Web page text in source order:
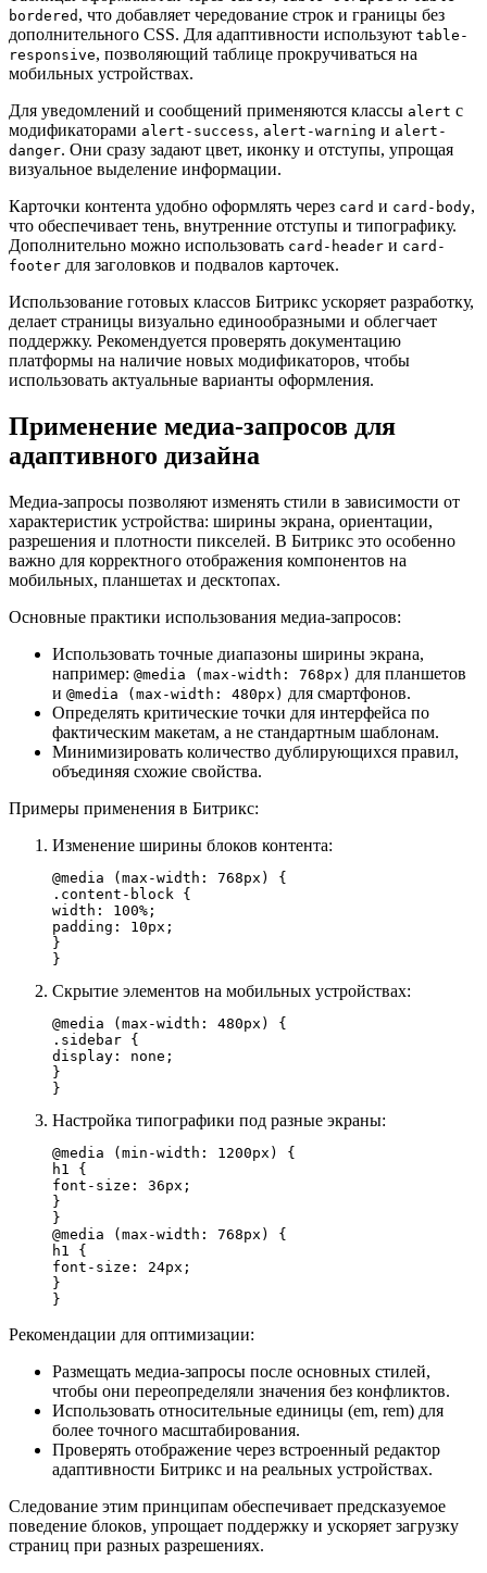
bordered , что добавляет чередование строк и границы без
дополнительного CSS. Для адаптивности используют table-
responsive, позволяющий таблице прокручиваться на
мобильных устройствах.
Для уведомлений и сообщений применяются классы alert с
модификаторами alert-success, alert-warning и alert-
danger. Они сразу задают цвет, иконку и отступы, упрощая
визуальное выделение информации.
Карточки контента удобно оформлять через card и card-body,
что обеспечивает тень, внутренние отступы и типографику.
Дополнительно можно использовать card-header и card-
footer для заголовков и подвалов карточек.
Использование готовых классов Битрикс ускоряет разработку,
делает страницы визуально единообразными и облегчает
поддержку. Рекомендуется проверять документацию
платформы на наличие новых модификаторов, чтобы
использовать актуальные варианты оформления.
Применение медиа-запросов для
адаптивного дизайна
Медиа-запросы позволяют изменять стили в зависимости от
характеристик устройства: ширины экрана, ориентации,
разрешения и плотности пикселей. В Битрикс это особенно
важно для корректного отображения компонентов на
мобильных, планшетах и десктопах.
Основные практики использования медиа-запросов:
Использовать точные диапазоны ширины экрана,
например: @media (max-width: 768px) для планшетов
и @media (max-width: 480px) для смартфонов.
Определять критические точки для интерфейса по
фактическим макетам, а не стандартным шаблонам.
Минимизировать количество дублирующихся правил,
объединяя схожие свойства.
Примеры применения в Битрикс:
Изменение ширины блоков контента:
@media (max-width: 768px) {
.content-block {
width: 100%;
padding: 10px;
}
}
Скрытие элементов на мобильных устройствах:
@media (max-width: 480px) {
.sidebar {
display: none;
}
}
Настройка типографики под разные экраны:
@media (min-width: 1200px) {
h1 {
font-size: 36px;
}
}
@media (max-width: 768px) {
h1 {
font-size: 24px;
}
}
Рекомендации для оптимизации:
Размещать медиа-запросы после основных стилей,
чтобы они переопределяли значения без конфликтов.
Использовать относительные единицы (em, rem) для
более точного масштабирования.
Проверять отображение через встроенный редактор
адаптивности Битрикс и на реальных устройствах.
Следование этим принципам обеспечивает предсказуемое
поведение блоков, упрощает поддержку и ускоряет загрузку
страниц при разных разрешениях.